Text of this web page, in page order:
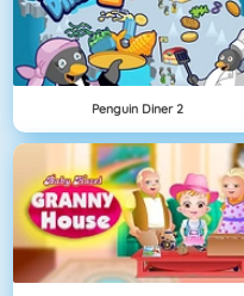
Penguin Diner 2